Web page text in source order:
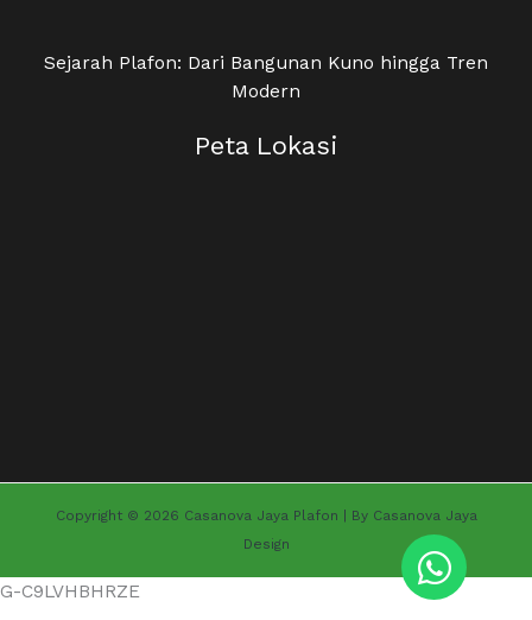
Sejarah Plafon: Dari Bangunan Kuno hingga Tren
Modern
Peta Lokasi
Copyright © 2026 Casanova Jaya Plafon | By Casanova Jaya
Design
G-C9LVHBHRZE